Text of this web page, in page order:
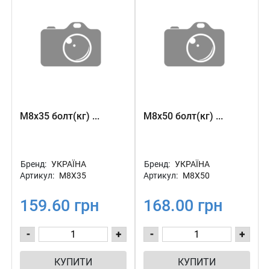
М8х35 болт(кг) ...
Бренд: УКРАЇНА
Артикул: М8Х35
159.60 грн
- +
КУПИТИ
М8х50 болт(кг) ...
Бренд: УКРАЇНА
Артикул: М8Х50
168.00 грн
- +
КУПИТИ